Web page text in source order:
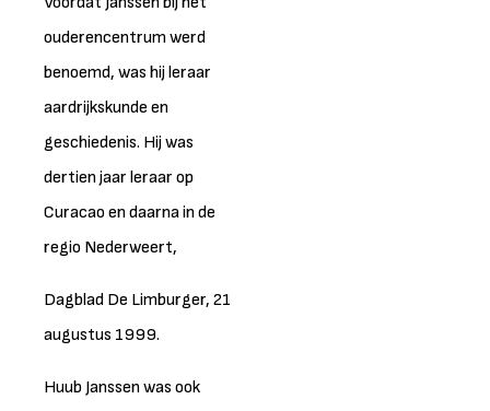
ouderencentrum werd
benoemd, was hij leraar
aardrijkskunde en
geschiedenis. Hij was
dertien jaar leraar op
Curacao en daarna in de
regio Nederweert,
Dagblad De Limburger, 21
augustus 1999.
Huub Janssen was ook